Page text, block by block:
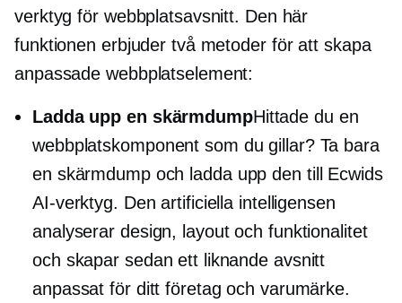
verktyg för webbplatsavsnitt. Den här
funktionen erbjuder två metoder för att skapa
anpassade webbplatselement:
Ladda upp en skärmdumpHittade du en
webbplatskomponent som du gillar? Ta bara
en skärmdump och ladda upp den till Ecwids
AI-verktyg. Den artificiella intelligensen
analyserar design, layout och funktionalitet
och skapar sedan ett liknande avsnitt
anpassat för ditt företag och varumärke.